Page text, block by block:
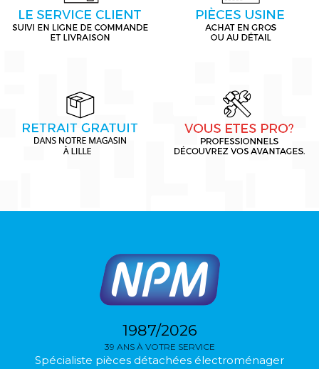
1987/2026
39 ANS À VOTRE SERVICE
Spécialiste pièces détachées électroménager